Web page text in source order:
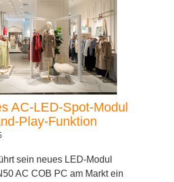
AC-LED-Spot-Modul
Play-Funktion
sein neues LED-Modul
AC COB PC am Markt ein